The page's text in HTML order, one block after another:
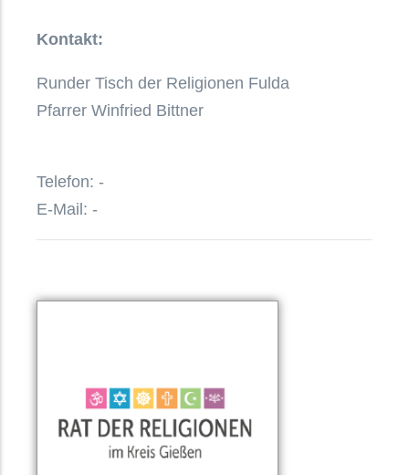
Kontakt:
Runder Tisch der Religionen Fulda
Pfarrer Winfried Bittner
Telefon: -
E-Mail: -